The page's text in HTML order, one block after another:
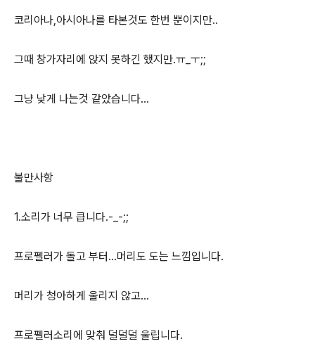
코리아나,아시아나를 타본것도 한번 뿐이지만..
그때 창가자리에 앉지 못하긴 했지만.ㅠ_ㅜ;;
그냥 낮게 나는것 같았습니다...
불만사항
1.소리가 너무 큽니다.-_-;;
프로펠러가 돌고 부터...머리도 도는 느낌입니다.
머리가 청아하게 울리지 않고...
프로펠러소리에 맞춰 덜덜덜 울립니다.